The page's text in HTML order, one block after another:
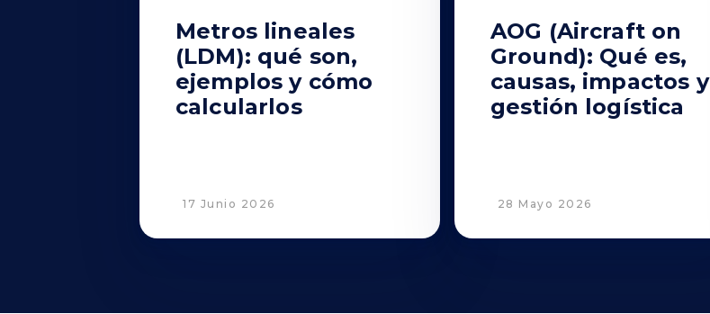
Metros lineales
(LDM): qué son,
ejemplos y cómo
calcularlos
17 Junio 2026
AOG (Aircraft on
Ground): Qué es,
causas, impactos y
gestión logística
28 Mayo 2026